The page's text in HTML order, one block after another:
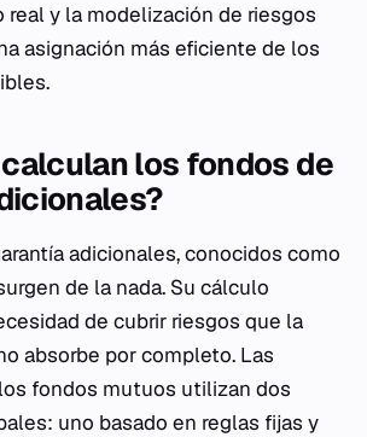
y la modelización de riesgos
asignación más eficiente de los
los fondos de
adicionales, conocidos como
de la nada. Su cálculo
de cubrir riesgos que la
absorbe por completo. Las
fondos mutuos utilizan dos
uno basado en reglas fijas y